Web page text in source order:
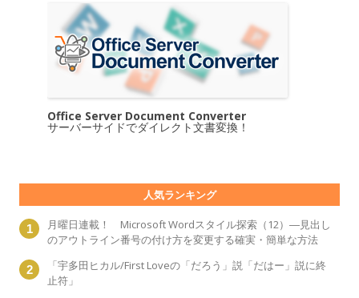
Office Server Document Converter
サーバーサイドでダイレクト文書変換！
人気ランキング
月曜日連載！ Microsoft Wordスタイル探索（12）―見出し
のアウトライン番号の付け方を変更する確実・簡単な方法
「宇多田ヒカル/First Loveの「だろう」説「だはー」説に終
止符」